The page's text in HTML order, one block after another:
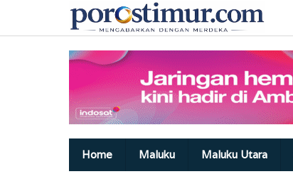
konten
Home Maluku Maluku Utara